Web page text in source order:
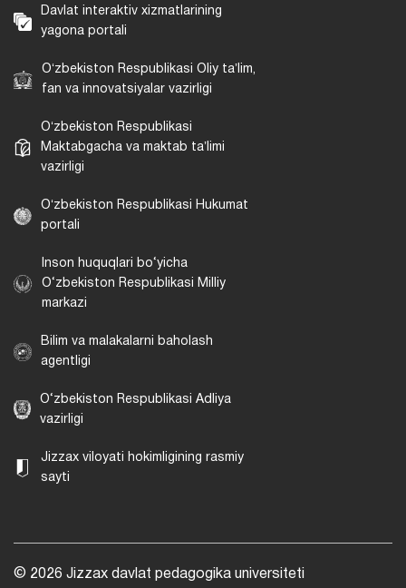
Davlat interaktiv xizmatlarining
yagona portali
Oʻzbekiston Respublikasi Oliy taʼlim,
fan va innovatsiyalar vazirligi
Oʻzbekiston Respublikasi
Maktabgacha va maktab taʼlimi
vazirligi
Oʻzbekiston Respublikasi Hukumat
portali
Inson huquqlari bo‘yicha
O‘zbekiston Respublikasi Milliy
markazi
Bilim va malakalarni baholash
agentligi
O‘zbekiston Respublikasi Adliya
vazirligi
Jizzax viloyati hokimligining rasmiy
sayti
© 2026 Jizzax davlat pedagogika universiteti